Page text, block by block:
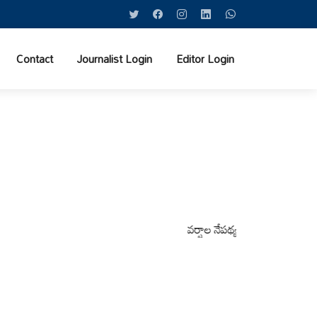
Contact Journalist Login Editor Login
వర్షాల నేపథ్యంలో కోటపల్లి, వేమనపల్లి